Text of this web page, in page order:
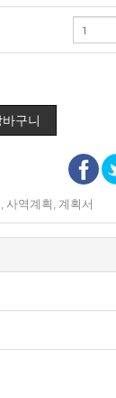
사역계획 계획서